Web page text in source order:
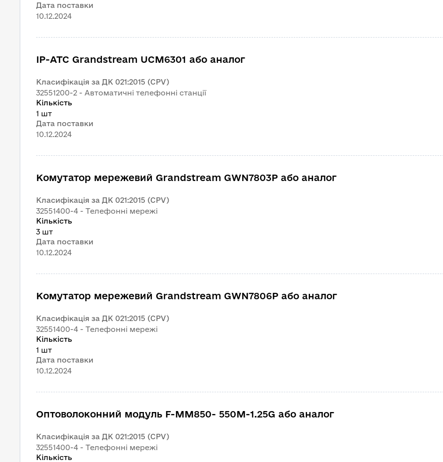
Дата поставки
10.12.2024
IP-АТС Grandstream UCM6301 або аналог
Класифікація за ДК 021:2015 (CPV)
32551200-2 - Автоматичні телефонні станції
Кількість
1 шт
Дата поставки
10.12.2024
Комутатор мережевий Grandstream GWN7803Р або аналог
Класифікація за ДК 021:2015 (CPV)
32551400-4 - Телефонні мережі
Кількість
3 шт
Дата поставки
10.12.2024
Комутатор мережевий Grandstream GWN7806Р або аналог
Класифікація за ДК 021:2015 (CPV)
32551400-4 - Телефонні мережі
Кількість
1 шт
Дата поставки
10.12.2024
Оптоволоконний модуль F-MM850- 550M-1.25G або аналог
Класифікація за ДК 021:2015 (CPV)
32551400-4 - Телефонні мережі
Кількість